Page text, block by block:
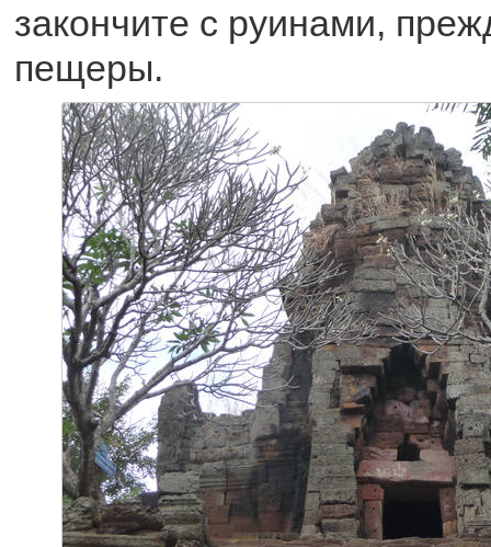
закончите с руинами,
пещеры.